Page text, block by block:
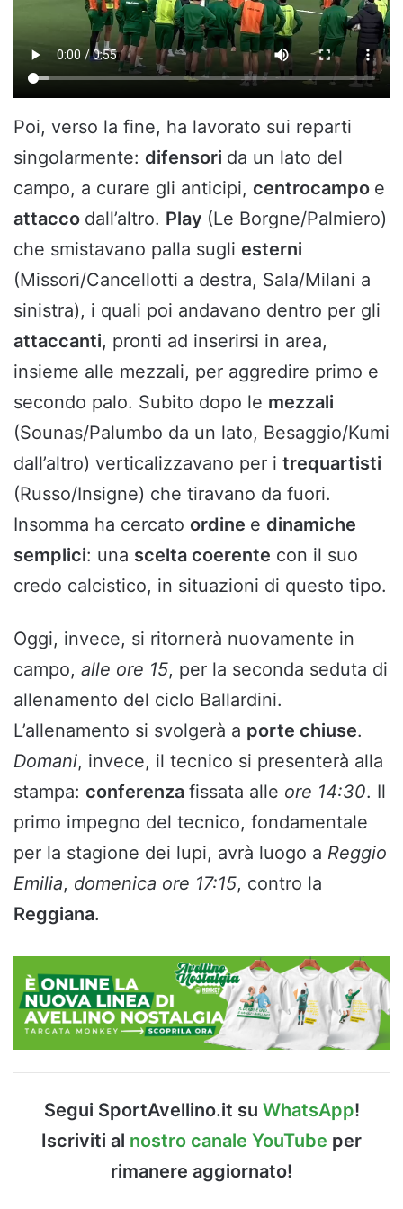
Poi, verso la fine, ha lavorato sui reparti
singolarmente: difensori da un lato del
campo, a curare gli anticipi, centrocampo e
attacco dall’altro. Play (Le Borgne/Palmiero)
che smistavano palla sugli esterni
(Missori/Cancellotti a destra, Sala/Milani a
sinistra), i quali poi andavano dentro per gli
attaccanti, pronti ad inserirsi in area,
insieme alle mezzali, per aggredire primo e
secondo palo. Subito dopo le mezzali
(Sounas/Palumbo da un lato, Besaggio/Kumi
dall’altro) verticalizzavano per i trequartisti
(Russo/Insigne) che tiravano da fuori.
Insomma ha cercato ordine e dinamiche
semplici: una scelta coerente con il suo
credo calcistico, in situazioni di questo tipo.
Oggi, invece, si ritornerà nuovamente in
campo, alle ore 15, per la seconda seduta di
allenamento del ciclo Ballardini.
L’allenamento si svolgerà a porte chiuse.
Domani, invece, il tecnico si presenterà alla
stampa: conferenza fissata alle ore 14:30. Il
primo impegno del tecnico, fondamentale
per la stagione dei lupi, avrà luogo a Reggio
Emilia, domenica ore 17:15, contro la
Reggiana.
Segui SportAvellino.it su WhatsApp!
Iscriviti al nostro canale YouTube per
rimanere aggiornato!